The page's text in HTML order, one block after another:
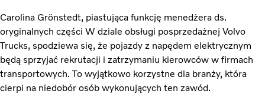
Carolina Grönstedt, piastująca funkcję menedżera ds.
oryginalnych części W dziale obsługi posprzedażnej Volvo
Trucks, spodziewa się, że pojazdy z napędem elektrycznym
będą sprzyjać rekrutacji i zatrzymaniu kierowców w firmach
transportowych. To wyjątkowo korzystne dla branży, która
cierpi na niedobór osób wykonujących ten zawód.